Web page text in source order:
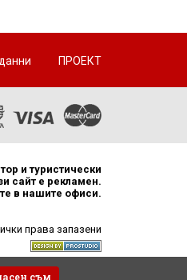
ПРОЕКТ
и туристически
сайт е рекламен.
в нашите офиси.
права запазени
съм